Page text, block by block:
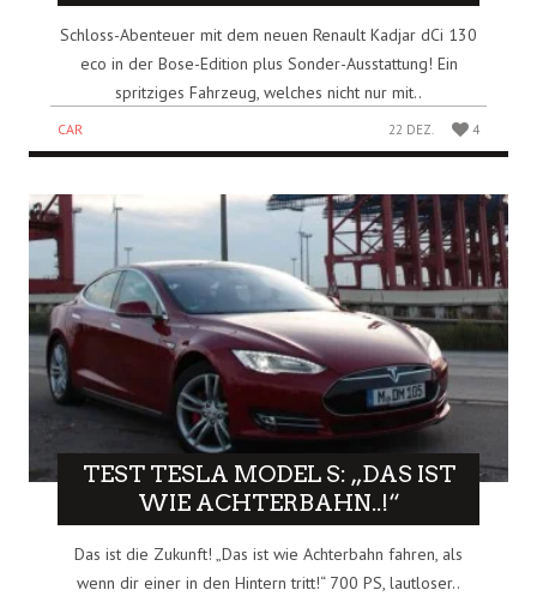
Schloss-Abenteuer mit dem neuen Renault Kadjar dCi 130
eco in der Bose-Edition plus Sonder-Ausstattung! Ein
spritziges Fahrzeug, welches nicht nur mit..
CAR 22 DEZ. 4
TEST TESLA MODEL S: „DAS IST
WIE ACHTERBAHN..!“
Das ist die Zukunft! „Das ist wie Achterbahn fahren, als
wenn dir einer in den Hintern tritt!“ 700 PS, lautloser..